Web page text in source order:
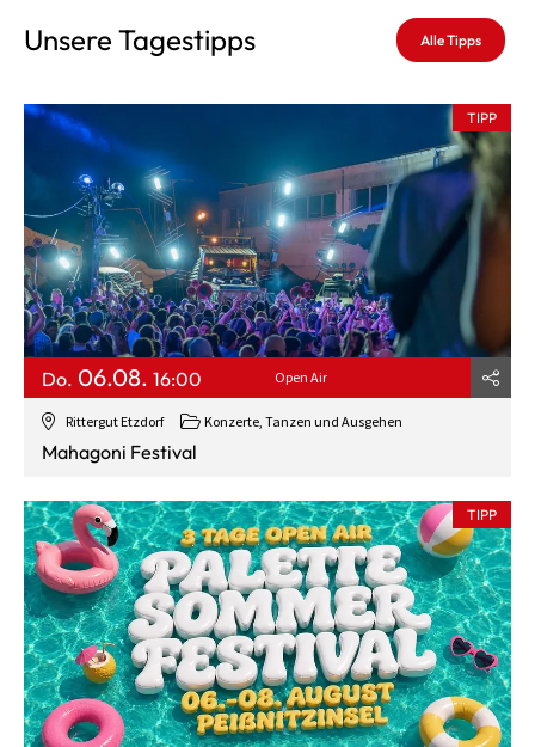
Unsere Tagestipps Alle Tipps
Rittergut Etzdorf Konzerte, Tanzen und Ausgehen
TIPP
Do. 06.08. 16:00 Open Air
Mahagoni Festival
TIPP